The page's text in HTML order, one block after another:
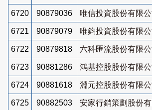
6720 90879036 唯信投資股份有限公
6721 90879079 唯鈞投資股份有限公
6722 90879818 六科匯流股份有限公
6723 90881286 鴻基控股股份有限公
6724 90881618 淵元控股股份有限公
6725 90882503 安家行銷策劃股份有